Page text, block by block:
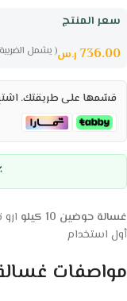
سعر المنتج
( يشمل 736.00 ر.س
قسّمها على طريقتك. اشترِ
غسالة حوضين 10 كيلو
أول استخدام
مواصفات غسالة